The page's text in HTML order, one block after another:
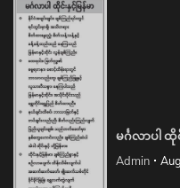
မင်္ဂလာပါ ထို
Admin